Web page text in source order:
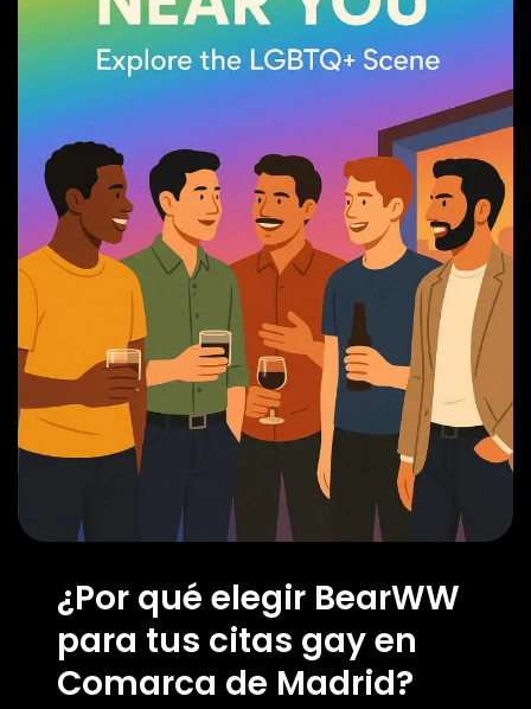
¿Por qué elegir BearWW
para tus citas gay en
Comarca de Madrid?